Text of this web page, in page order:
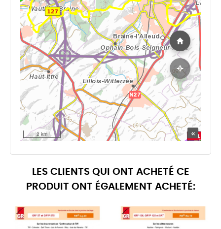
LES CLIENTS QUI ONT ACHETÉ CE
PRODUIT ONT ÉGALEMENT ACHETÉ: